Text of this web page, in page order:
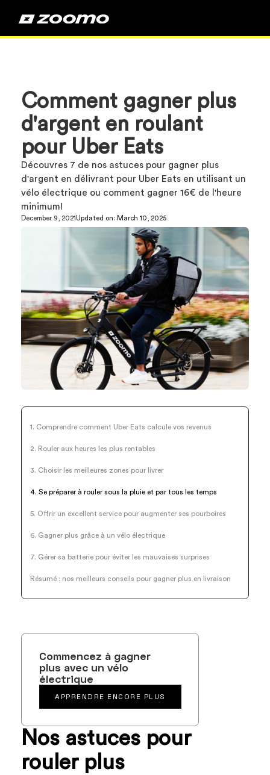
Comment gagner plus
d'argent en roulant
pour Uber Eats
Découvres 7 de nos astuces pour gagner plus
d'argent en délivrant pour Uber Eats en utilisant un
vélo électrique ou comment gagner 16€ de l'heure
minimum!
December 9, 2021Updated on: March 10, 2025
Commencez à gagner
plus avec un vélo
électrique
APPRENDRE ENCORE PLUS
Nos astuces pour
rouler plus
1. Comprendre comment Uber Eats calcule vos revenus
2. Rouler aux heures les plus rentables
3. Choisir les meilleures zones pour livrer
4. Se préparer à rouler sous la pluie et par tous les temps
5. Offrir un excellent service pour augmenter ses pourboires
6. Gagner plus grâce à un vélo électrique
7. Gérer sa batterie pour éviter les mauvaises surprises
Résumé : nos meilleurs conseils pour gagner plus en livraison